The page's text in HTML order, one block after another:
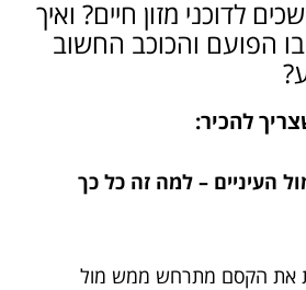
לדוכני מזון חיים? ואיך
הפועם והכוכב החשוב
להכיר:
העיניים – למה זה כל כך
את הקסם מתרחש ממש מול